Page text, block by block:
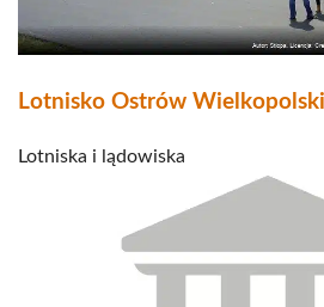
Lotnisko Ostrów
Lotniska i lądowiska